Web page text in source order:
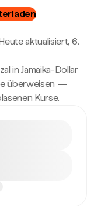
aktualisiert, 6.
in Jamaika-Dollar
überweisen —
Kurse.